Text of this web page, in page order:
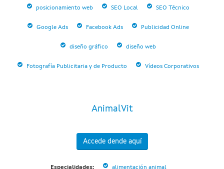
posicionamiento web SEO Local SEO Técnico
Google Ads Facebook Ads Publicidad Online
diseño gráfico diseño web
Fotografía Publicitaria y de Producto Vídeos Corporativos
AnimalVit
Accede dende aquí
Especialidades: alimentación animal